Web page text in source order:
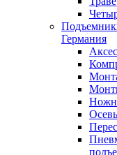
Германия